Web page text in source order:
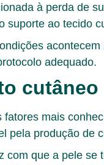
à perda de
suporte ao tecido
adequado.
cutâneo
mais
pela produção de
com que a pele